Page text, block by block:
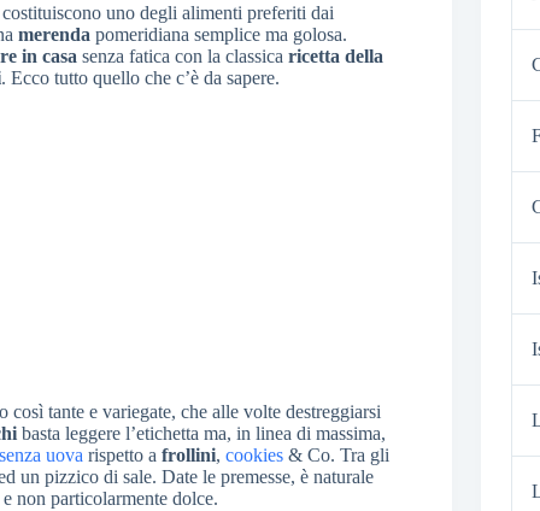
costituiscono uno degli alimenti preferiti dai
merenda pomeridiana semplice ma golosa.
in casa senza fatica con la classica ricetta della
. Ecco tutto quello che c’è da sapere.
tante e variegate, che alle volte destreggiarsi
basta leggere l’etichetta ma, in linea di massima,
senza uova rispetto a frollini, cookies & Co. Tra gli
un pizzico di sale. Date le premesse, è naturale
non particolarmente dolce.